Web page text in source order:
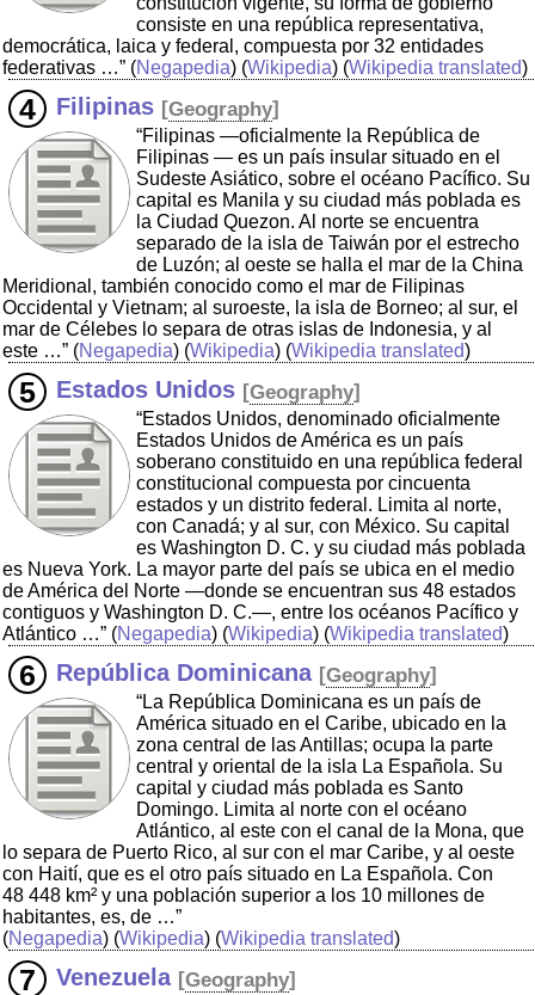
consiste en una república representativa,
democrática, laica y federal, compuesta por 32 entidades
federativas …” (Negapedia) (Wikipedia) (Wikipedia translated)
Filipinas [Geography]
“Filipinas —oficialmente la República de
Filipinas — es un país insular situado en el
Sudeste Asiático, sobre el océano Pacífico. Su
capital es Manila y su ciudad más poblada es
la Ciudad Quezon. Al norte se encuentra
separado de la isla de Taiwán por el estrecho
de Luzón; al oeste se halla el mar de la China
Meridional, también conocido como el mar de Filipinas
Occidental y Vietnam; al suroeste, la isla de Borneo; al sur, el
mar de Célebes lo separa de otras islas de Indonesia, y al
este …” (Negapedia) (Wikipedia) (Wikipedia translated)
Estados Unidos [Geography]
“Estados Unidos, denominado oficialmente
Estados Unidos de América es un país
soberano constituido en una república federal
constitucional compuesta por cincuenta
estados y un distrito federal. Limita al norte,
con Canadá; y al sur, con México. Su capital
es Washington D. C. y su ciudad más poblada
es Nueva York. La mayor parte del país se ubica en el medio
de América del Norte ―donde se encuentran sus 48 estados
contiguos y Washington D. C.―, entre los océanos Pacífico y
Atlántico …” (Negapedia) (Wikipedia) (Wikipedia translated)
República Dominicana [Geography]
“La República Dominicana es un país de
América situado en el Caribe, ubicado en la
zona central de las Antillas; ocupa la parte
central y oriental de la isla La Española. Su
capital y ciudad más poblada es Santo
Domingo. Limita al norte con el océano
Atlántico, al este con el canal de la Mona, que
lo separa de Puerto Rico, al sur con el mar Caribe, y al oeste
con Haití, que es el otro país situado en La Española. Con
48 448 km² y una población superior a los 10 millones de
habitantes, es, de …”
(Negapedia) (Wikipedia) (Wikipedia translated)
Venezuela [Geography]